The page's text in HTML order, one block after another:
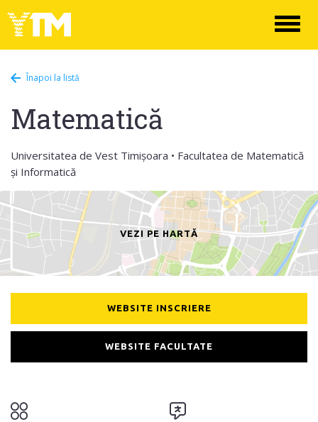
Înapoi la listă
Matematică
Universitatea de Vest Timișoara • Facultatea de Matematică
și Informatică
VEZI PE HARTĂ
WEBSITE INSCRIERE
WEBSITE FACULTATE